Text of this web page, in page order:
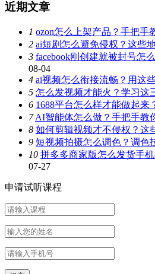
近期文章
1 ozon怎么上架产品？手把手
2 ai短剧怎么避免侵权？这些
3 facebook刚创建就被封号怎
08-04
4 ai视频怎么衔接流畅？用这
5 怎么发视频才能火？学习这
6 1688平台怎么样才能做起来
7 AI智能体怎么做？手把手教
8 如何剪辑视频才不侵权？这
9 短视频拍摄怎么调色？调色
10 拼多多商家版怎么发货手
07-27
申请试听课程